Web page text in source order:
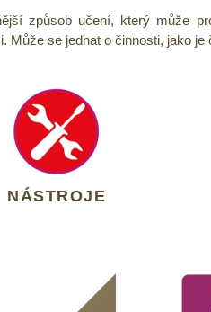
způsob učení, který může
Může se jednat o činnosti, jako
NÁSTROJE